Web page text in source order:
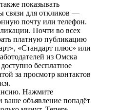
показывать
связи для откликов —
почту или телефон.
Почти во всех
платную публикацию
«Стандарт плюс» или
из Омска
бесплатное
за просмотр контактов
Нажмите
ваше объявление попадёт